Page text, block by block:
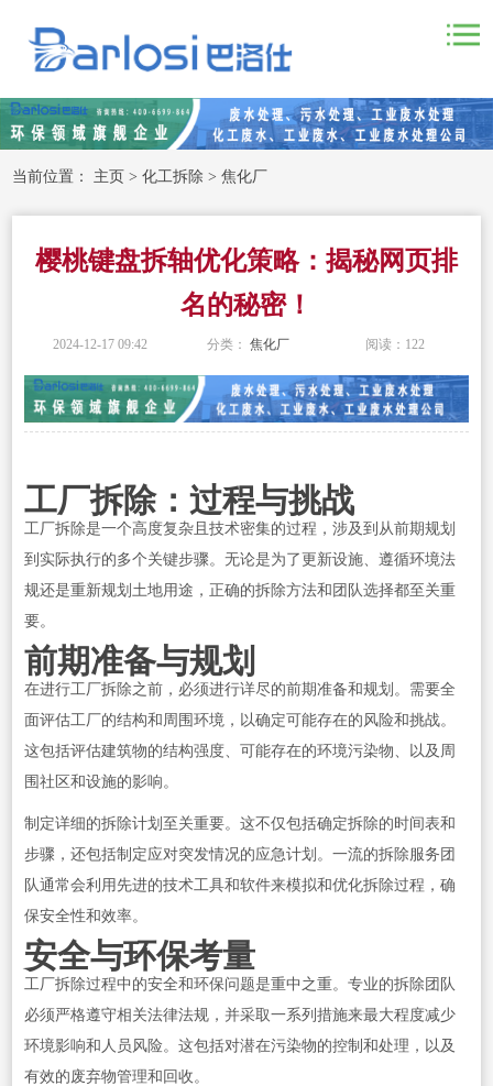
当前位置： 主页 >化工拆除 >焦化厂
樱桃键盘拆轴优化策略：揭秘网页排
名的秘密！
2024-12-17 09:42 分类：焦化厂 阅读： 122
工厂拆除：过程与挑战
工厂拆除是一个高度复杂且技术密集的过程，涉及到从前期规划
到实际执行的多个关键步骤。无论是为了更新设施、遵循环境法
规还是重新规划土地用途，正确的拆除方法和团队选择都至关重
要。
前期准备与规划
在进行工厂拆除之前，必须进行详尽的前期准备和规划。需要全
面评估工厂的结构和周围环境，以确定可能存在的风险和挑战。
这包括评估建筑物的结构强度、可能存在的环境污染物、以及周
围社区和设施的影响。
制定详细的拆除计划至关重要。这不仅包括确定拆除的时间表和
步骤，还包括制定应对突发情况的应急计划。一流的拆除服务团
队通常会利用先进的技术工具和软件来模拟和优化拆除过程，确
保安全性和效率。
安全与环保考量
工厂拆除过程中的安全和环保问题是重中之重。专业的拆除团队
必须严格遵守相关法律法规，并采取一系列措施来最大程度减少
环境影响和人员风险。这包括对潜在污染物的控制和处理，以及
有效的废弃物管理和回收。